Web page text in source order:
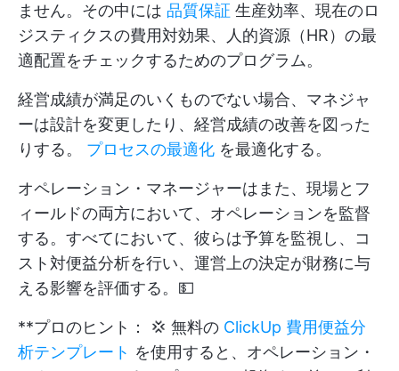
ません。その中には 品質保証 生産効率、現在のロ
ジスティクスの費用対効果、人的資源（HR）の最
適配置をチェックするためのプログラム。
経営成績が満足のいくものでない場合、マネジャ
ーは設計を変更したり、経営成績の改善を図った
りする。 プロセスの最適化 を最適化する。
オペレーション・マネージャーはまた、現場とフ
ィールドの両方において、オペレーションを監督
する。すべてにおいて、彼らは予算を監視し、コ
スト対便益分析を行い、運営上の決定が財務に与
える影響を評価する。💵
**プロのヒント： 💢 無料の ClickUp 費用便益分
析テンプレート を使用すると、オペレーション・